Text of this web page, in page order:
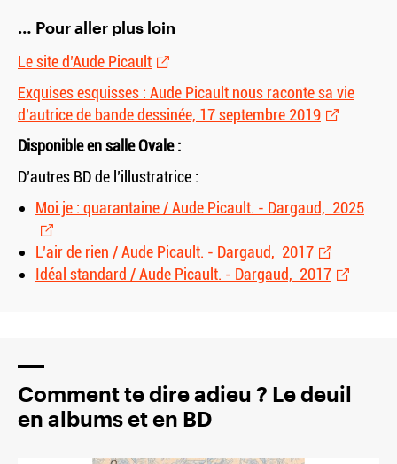
… Pour aller plus loin
Le site d’Aude Picault
Exquises esquisses : Aude Picault nous raconte sa vie
d’autrice de bande dessinée, 17 septembre 2019
Disponible en salle Ovale :
D’autres BD de l’illustratrice :
Moi je : quarantaine / Aude Picault. - Dargaud, 2025
L’air de rien / Aude Picault. - Dargaud, 2017
Idéal standard / Aude Picault. - Dargaud, 2017
Comment te dire adieu ? Le deuil
en albums et en BD